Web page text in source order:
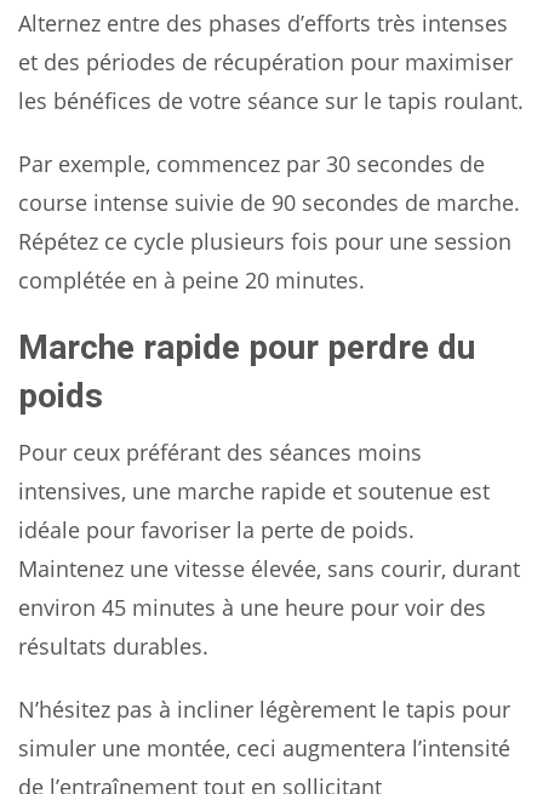
Alternez entre des phases d’efforts très intenses
et des périodes de récupération pour maximiser
les bénéfices de votre séance sur le tapis roulant.
Par exemple, commencez par 30 secondes de
course intense suivie de 90 secondes de marche.
Répétez ce cycle plusieurs fois pour une session
complétée en à peine 20 minutes.
Marche rapide pour perdre du
poids
Pour ceux préférant des séances moins
intensives, une marche rapide et soutenue est
idéale pour favoriser la perte de poids.
Maintenez une vitesse élevée, sans courir, durant
environ 45 minutes à une heure pour voir des
résultats durables.
N’hésitez pas à incliner légèrement le tapis pour
simuler une montée, ceci augmentera l’intensité
de l’entraînement tout en sollicitant